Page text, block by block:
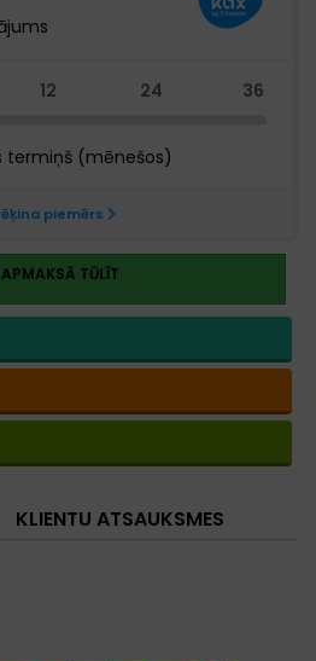
APMAKSĀ TŪLĪT
KLIENTU ATSAUKSMES